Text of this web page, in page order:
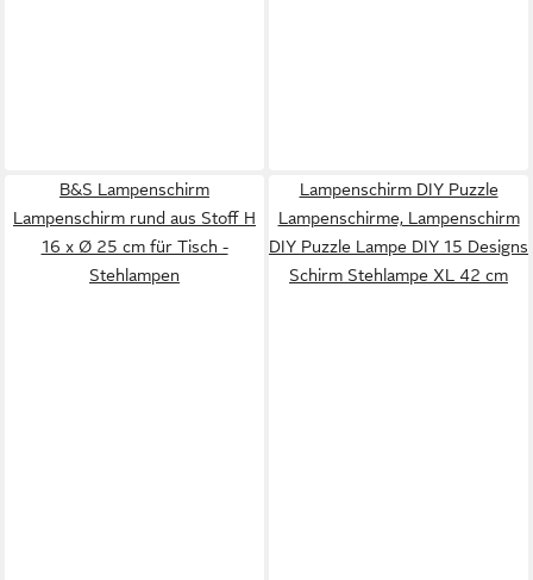
B&S Lampenschirm
Lampenschirm rund aus Stoff H
16 x Ø 25 cm für Tisch -
Stehlampen
Lampenschirm DIY Puzzle
Lampenschirme, Lampenschirm
DIY Puzzle Lampe DIY 15 Designs
Schirm Stehlampe XL 42 cm